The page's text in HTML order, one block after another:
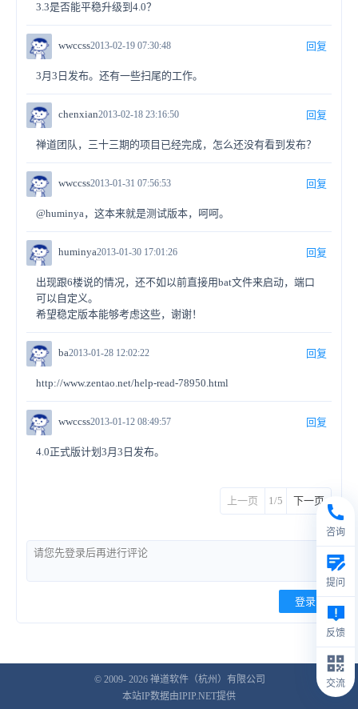
3.3是否能平稳升级到4.0？
wwccss2013-02-19 07:30:48 回复
3月3日发布。还有一些扫尾的工作。
chenxian2013-02-18 23:16:50 回复
禅道团队，三十三期的项目已经完成，怎么还没有看到发布？
wwccss2013-01-31 07:56:53 回复
@huminya，这本来就是测试版本，呵呵。
huminya2013-01-30 17:01:26 回复
出现跟6楼说的情况，还不如以前直接用bat文件来启动，端口
可以自定义。
希望稳定版本能够考虑这些，谢谢！
ba2013-01-28 12:02:22 回复
http://www.zentao.net/help-read-78950.html
wwccss2013-01-12 08:49:57 回复
4.0正式版计划3月3日发布。
上一页 1/5 下一页
登录
© 2009- 2026 禅道软件（杭州）有限公司
本站IP数据由IPIP.NET提供
咨询
提问
反馈
交流